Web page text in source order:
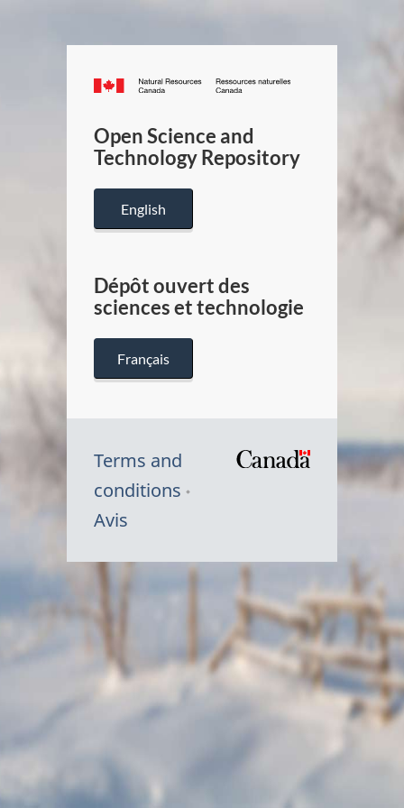
Canada.ca
/
Canada
Open Science and
Technology Repository
English
Dépôt ouvert des
sciences et technologie
Français
Terms and
conditions
Avis
Symbole
Canada